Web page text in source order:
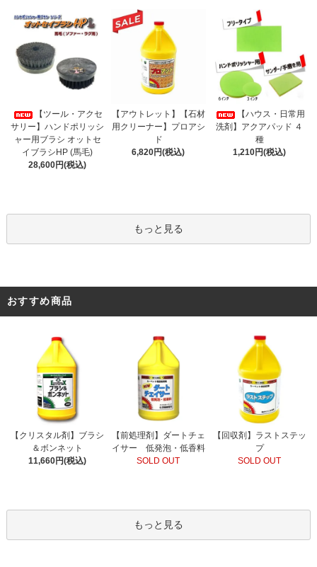
【ツール・アクセ
サリー】ハンドポリッシ
ャー用ブラシ オットセ
イブラシHP (馬毛)
28,600円(税込)
【アウトレット】【石材
用クリーナー】プロアシ
ド
6,820円(税込)
【ハウス・日常用
洗剤】アクアパッド ４
種
1,210円(税込)
もっと見る
おすすめ商品
【クリスタル剤】ブラシ
＆ボンネット
11,660円(税込)
【前処理剤】ダートチェ
イサー 低発泡・低香料
SOLD OUT
【回収剤】ラストステッ
プ
SOLD OUT
もっと見る